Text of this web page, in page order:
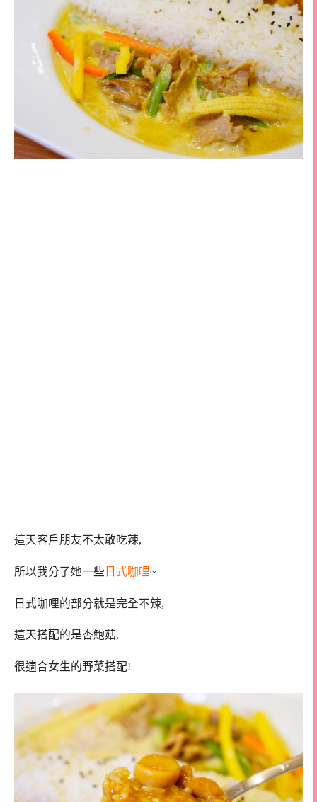
這天客戶朋友不太敢吃辣,
所以我分了她一些 日式咖哩~
日式咖哩的部分就是完全不辣,
這天搭配的是杏鮑菇,
很適合女生的野菜搭配!